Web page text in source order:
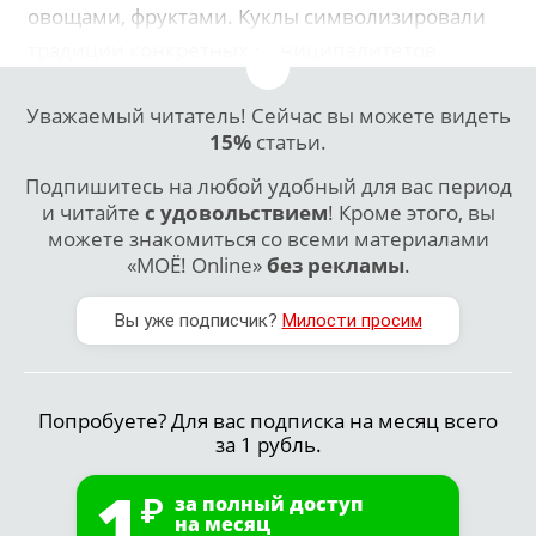
овощами, фруктами. Куклы символизировали
Уважаемый читатель! Сейчас вы можете видеть
15% статьи.
Подпишитесь на любой удобный для вас период
и читайте с удовольствием! Кроме этого, вы
можете знакомиться со всеми материалами
«МОЁ! Online»без рекламы.
Вы уже подписчик? Милости просим
Попробуете? Для вас подписка на месяц всего
за 1 рубль.
за полный доступ
на месяц